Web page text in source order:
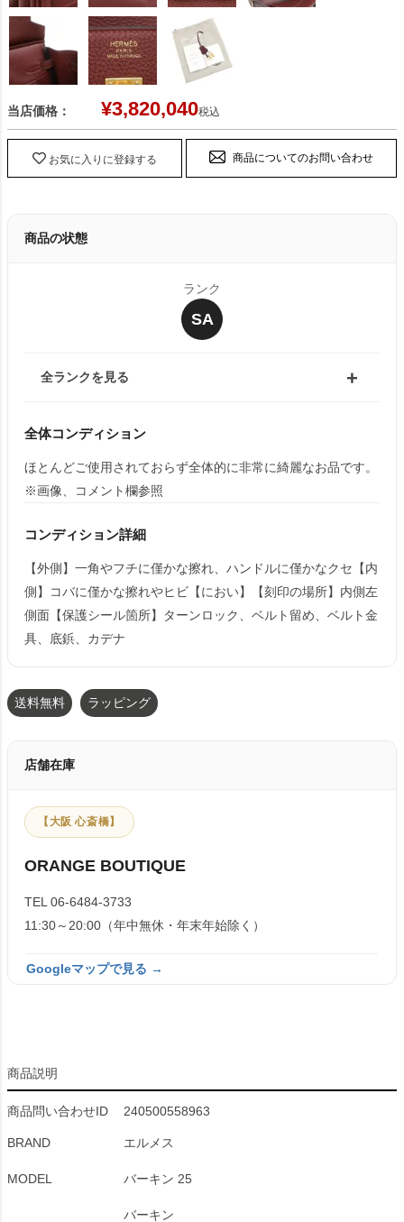
当店価格： ¥3,820,040税込
お気に入りに登録する 商品についてのお問い合わせ
商品の状態
ランク
SA
全ランクを見る
全体コンディション
ほとんどご使用されておらず全体的に非常に綺麗なお品です。
※画像、コメント欄参照
コンディション詳細
【外側】一角やフチに僅かな擦れ、ハンドルに僅かなクセ【内
側】コバに僅かな擦れやヒビ【におい】【刻印の場所】内側左
側面【保護シール箇所】ターンロック、ベルト留め、ベルト金
具、底鋲、カデナ
送料無料 ラッピング
店舗在庫
【大阪 心斎橋】
ORANGE BOUTIQUE
TEL 06-6484-3733
11:30～20:00（年中無休・年末年始除く）
Googleマップで見る →
商品説明
商品問い合わせID 240500558963
BRAND エルメス
MODEL バーキン 25
バーキン